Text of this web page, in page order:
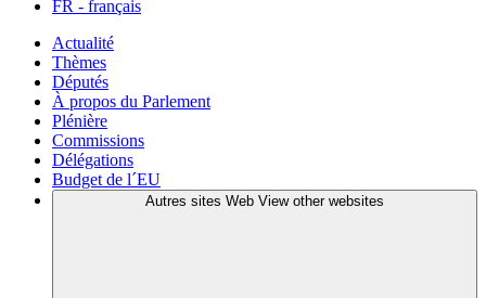
FR - français
Actualité
Thèmes
Députés
À propos du Parlement
Plénière
Commissions
Délégations
Budget de l´EU
Autres sites Web View other websites